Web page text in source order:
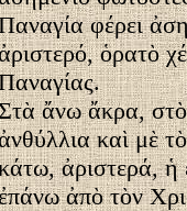
φέρει
ὁρατὸ
ἄνω ἄκρα,
καὶ μὲ
ἀριστερά,
ἀπὸ τὸν